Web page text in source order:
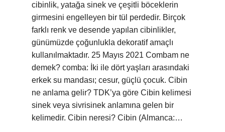
cibinlik, yatağa sinek ve çeşitli böceklerin
girmesini engelleyen bir tül perdedir. Birçok
farklı renk ve desende yapılan cibinlikler,
günümüzde çoğunlukla dekoratif amaçlı
kullanılmaktadır. 25 Mayıs 2021 Combam ne
demek? comba: İki ile dört yaşları arasındaki
erkek su mandası; cesur, güçlü çocuk. Cibin
ne anlama gelir? TDK’ya göre Cibin kelimesi
sinek veya sivrisinek anlamına gelen bir
kelimedir. Cibin neresi? Cibin (Almanca:…